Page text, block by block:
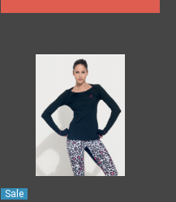
Sale